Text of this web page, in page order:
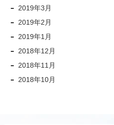
2019年3月
2019年2月
2019年1月
2018年12月
2018年11月
2018年10月